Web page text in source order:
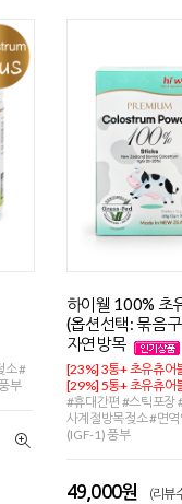
소 #
부
하이웰 100% 초
(옵션선택: 묶음
자연방목
[23%] 3통+ 초유츄어
[29%] 5통+ 초유츄어
#휴대간편 #스틱포장
사계절방목젖소 #면
(IGF-1) 풍부
49,000원 (리뷰